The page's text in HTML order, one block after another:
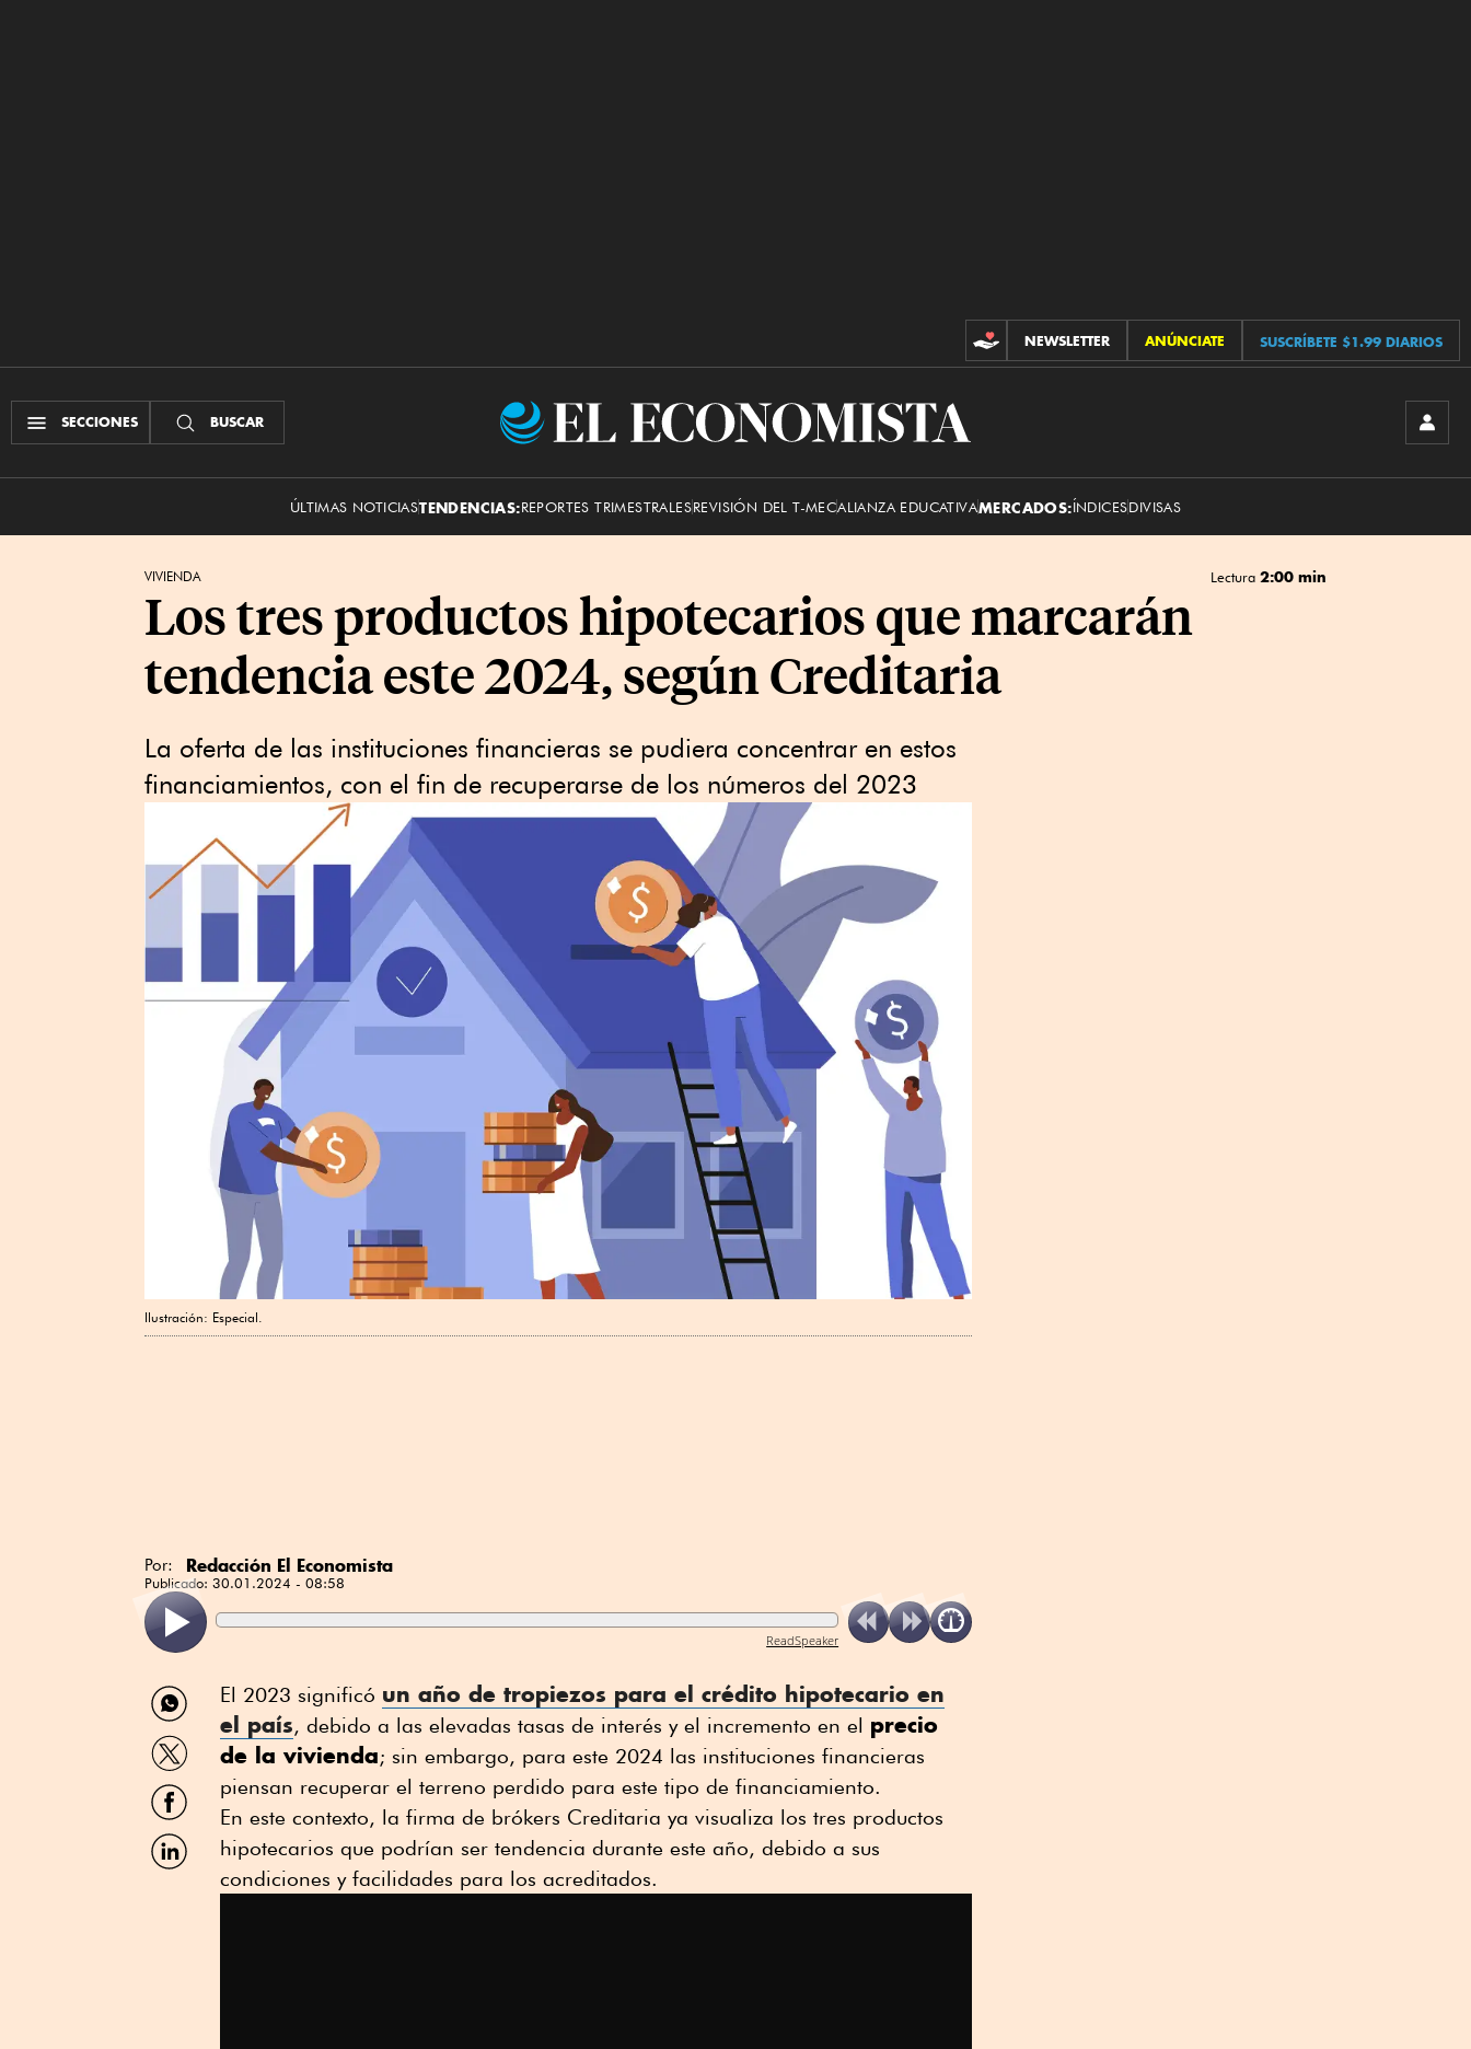
CONTRIBUCIONES
NEWSLETTER ANÚNCIATE SUSCRÍBETE $1.99 DIARIOS
SECCIONES BUSCAR
El
ÚLTIMAS NOTICIASTENDENCIAS:REPORTES TRIMESTRALESREVISIÓN DEL T-MECALIANZA EDUCATIVAMERCADOS:ÍNDICESDIVISAS
VIVIENDA Lectura 2:00 min
Los tres productos hipotecarios que marcarán
tendencia este 2024, según Creditaria
La oferta de las instituciones financieras se pudiera concentrar en estos
financiamientos, con el fin de recuperarse de los números del 2023
Ilustración: Especial.
Por: Redacción El Economista
Publicado: 30.01.2024 - 08:58
ReadSpeaker
Compartir
por
WhatsApp
Compartir
por
Twitter
Compartir
por
Facebook
Compartir
por
El 2023 significó un año de tropiezos para el crédito hipotecario en
el país, debido a las elevadas tasas de interés y el incremento en el precio
de la vivienda; sin embargo, para este 2024 las instituciones financieras
piensan recuperar el terreno perdido para este tipo de financiamiento.
En este contexto, la firma de brókers Creditaria ya visualiza los tres productos
hipotecarios que podrían ser tendencia durante este año, debido a sus
condiciones y facilidades para los acreditados.